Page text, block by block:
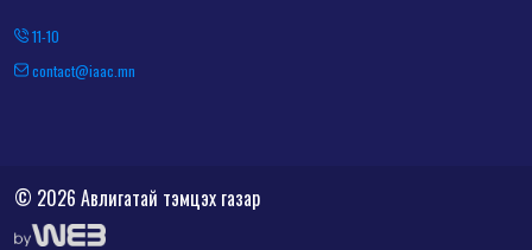
11-10
contact@iaac.mn
© 2026 Авлигатай тэмцэх газар